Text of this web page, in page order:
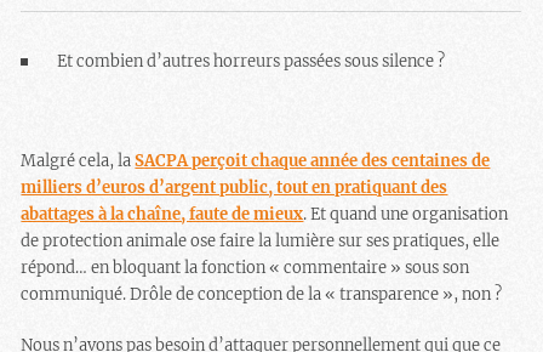
Et combien d’autres horreurs passées sous silence ?
Malgré cela, laSACPA perçoit chaque année des centaines de
milliers d’euros d’argent public, tout en pratiquant des
abattages à la chaîne, faute de mieux. Et quand une organisation
de protection animale ose faire la lumière sur ses pratiques, elle
répond… en bloquant la fonction « commentaire » sous son
communiqué. Drôle de conception de la « transparence », non ?
Nous n’avons pas besoin d’attaquer personnellement qui que ce